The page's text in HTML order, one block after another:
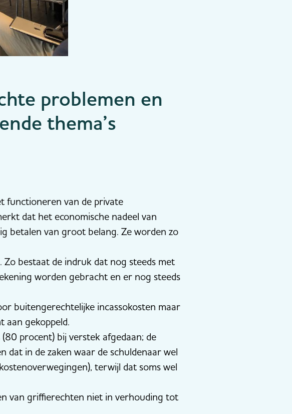
problemen en
thema’s
functioneren van de private
dat het economische nadeel van
betalen van groot belang. Ze worden zo
bestaat de indruk dat nog steeds met
worden gebracht en er nog steeds
buitengerechtelijke incassokosten maar
aan gekoppeld.
procent) bij verstek afgedaan; de
in de zaken waar de schuldenaar wel
terwijl dat soms wel
van griffierechten niet in verhouding tot